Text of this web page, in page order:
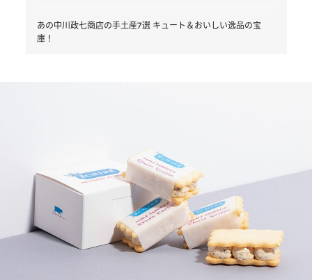
あの中川政七商店の手土産7選 キュート＆おいしい逸品の宝
庫！